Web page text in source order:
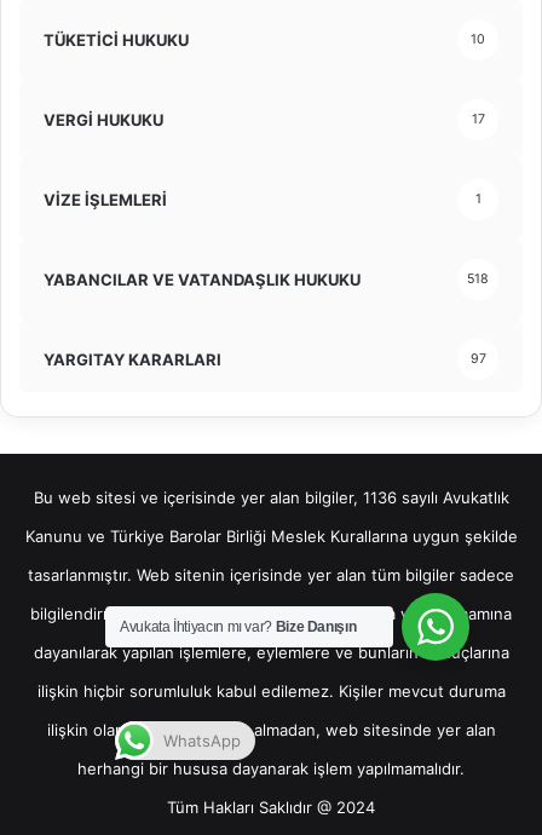
TÜKETİCİ HUKUKU 10
VERGİ HUKUKU 17
VİZE İŞLEMLERİ 1
YABANCILAR VE VATANDAŞLIK HUKUKU 518
YARGITAY KARARLARI 97
Bu web sitesi ve içerisinde yer alan bilgiler, 1136 sayılı Avukatlık
Kanunu ve Türkiye Barolar Birliği Meslek Kurallarına uygun şekilde
tasarlanmıştır. Web sitenin içerisinde yer alan tüm bilgiler sadece
bilgilendirme amaçlı olup, bu bilgilerin bir kısmına veya tamamına
dayanılarak yapılan işlemlere, eylemlere ve bunların sonuçlarına
ilişkin hiçbir sorumluluk kabul edilemez. Kişiler mevcut duruma
ilişkin olarak hukuki destek almadan, web sitesinde yer alan
herhangi bir hususa dayanarak işlem yapılmamalıdır.
Tüm Hakları Saklıdır @ 2024
Avukata İhtiyacın mı var? Bize Danışın
WhatsApp